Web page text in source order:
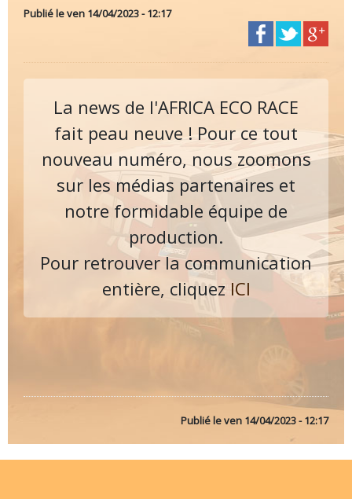
Publié leven 14/04/2023 - 12:17
La news de l'AFRICA ECO RACE
fait peau neuve ! Pour ce tout
nouveau numéro, nous zoomons
sur les médias partenaires et
notre formidable équipe de
production.
Pour retrouver la communication
entière, cliquez ICI
Publié leven 14/04/2023 - 12:17